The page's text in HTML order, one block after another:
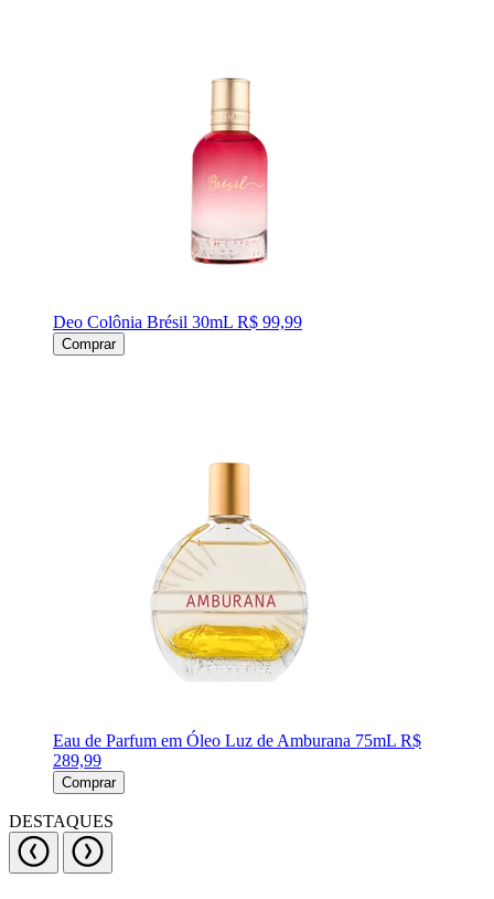
Deo Colônia Brésil 30mL R$ 99,99
Comprar
Eau de Parfum em Óleo Luz de Amburana 75mL R$
289,99
Comprar
DESTAQUES